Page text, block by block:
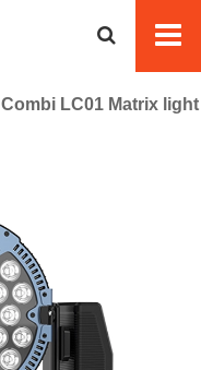
Combi LC01 Matrix light